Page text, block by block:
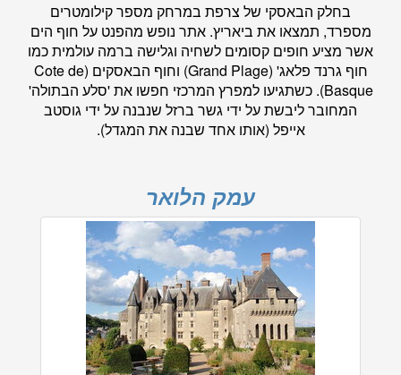
בחלק הבאסקי של צרפת במרחק מספר קילומטרים
מספרד, תמצאו את ביאריץ. אתר נופש מהפנט על חוף הים
אשר מציע חופים קסומים לשחיה וגלישה ברמה עולמית כמו
חוף גרנד פלאג' (Grand Plage) וחוף הבאסקים (Cote de
Basque). כשתגיעו למפרץ המרכזי חפשו את 'סלע הבתולה'
המחובר ליבשת על ידי גשר ברזל שנבנה על ידי גוסטב
אייפל (אותו אחד שבנה את המגדל).
עמק הלואר